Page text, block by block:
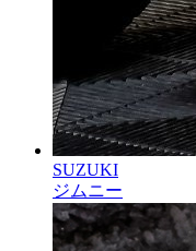
SUZUKI
ジムニー